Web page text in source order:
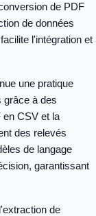
de PDF
de données
l'intégration et
une pratique
grâce à des
CSV et la
des relevés
de langage
garantissant
de